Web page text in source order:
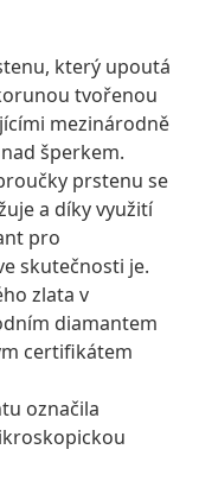
který upoutá
tvořenou
mezinárodně
šperkem.
prstenu se
a díky využití
pro
skutečnosti je.
zlata v
diamantem
certifikátem
označila